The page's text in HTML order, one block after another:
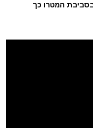
המטרו כך